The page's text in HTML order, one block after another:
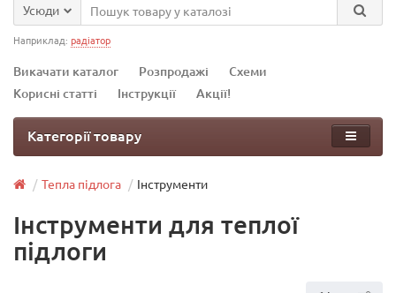
Усюди
Наприклад: радіатор
Викачати каталог Розпродажі
Схеми
Корисні статті
Інструкції Акції!
Категорії товару
Тепла підлога Інструменти
Інструменти для теплої
підлоги